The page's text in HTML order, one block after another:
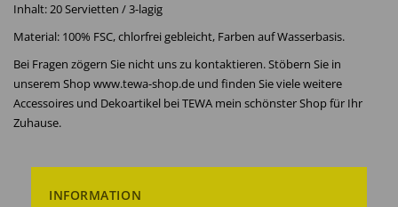
Inhalt: 20 Servietten / 3-lagig
Material: 100% FSC, chlorfrei gebleicht, Farben auf Wasserbasis.
Bei Fragen zögern Sie nicht uns zu kontaktieren. Stöbern Sie in
unserem Shop www.tewa-shop.de und finden Sie viele weitere
Accessoires und Dekoartikel bei TEWA mein schönster Shop für Ihr
Zuhause.
INFORMATION